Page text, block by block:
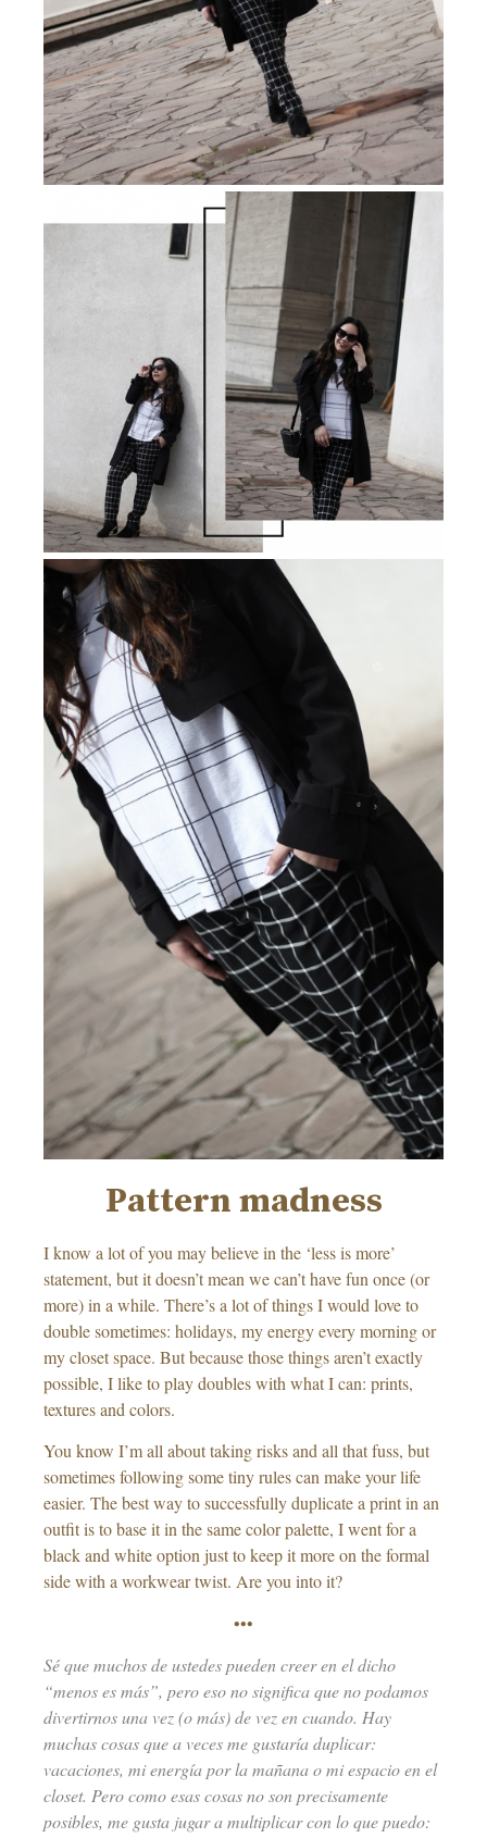
Pattern madness
I know a lot of you may believe in the ‘less is more’
statement, but it doesn’t mean we can’t have fun once (or
more) in a while. There’s a lot of things I would love to
double sometimes: holidays, my energy every morning or
my closet space. But because those things aren’t exactly
possible, I like to play doubles with what I can: prints,
textures and colors.
You know I’m all about taking risks and all that fuss, but
sometimes following some tiny rules can make your life
easier. The best way to successfully duplicate a print in an
outfit is to base it in the same color palette, I went for a
black and white option just to keep it more on the formal
side with a workwear twist. Are you into it?
•••
Sé que muchos de ustedes pueden creer en el dicho
“menos es más”, pero eso no significa que no podamos
divertirnos una vez (o más) de vez en cuando. Hay
muchas cosas que a veces me gustaría duplicar:
vacaciones, mi energía por la mañana o mi espacio en el
closet. Pero como esas cosas no son precisamente
posibles, me gusta jugar a multiplicar con lo que puedo: